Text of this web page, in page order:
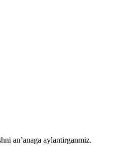
an’anaga aylantirganmiz.